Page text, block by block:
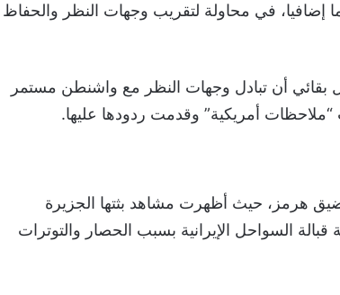
إضافيا، في محاولة لتقريب وجهات النظر والحفاظ
بقائي أن تبادل وجهات النظر مع واشنطن مستمر
“ملاحظات أمريكية” وقدمت ردودها عليها.
هرمز، حيث أظهرت مشاهد بثتها الجزيرة
السواحل الإيرانية بسبب الحصار والتوترات